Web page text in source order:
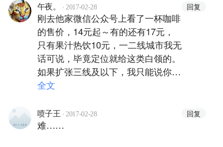
午夜。 · 2017-02-28 回复
刚去他家微信公众号上看了一杯咖啡
的售价，14元起～有的还有17元，
只有果汁热饮10元，一二线城市我无
话可说，毕竟定位就给这类白领的。
如果扩张三线及以下，我只能说你考
虑过其人均消费水平和现磨咖啡的认
只能做这么小…第二家、第三家竞对
上线的时候，面临的又是何种问题
全文
喷子王 · 2017-02-28 回复
难……